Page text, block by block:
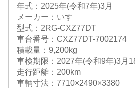
年式：2025年(令和7年)3月
メーカー：いすゞ
型式：2RG-CXZ77DT
車台番号：CXZ77DT-7002174
積載量：9,200kg
車検期限： 2027年(令和9年)3月
走行距離：200km
車輌寸法：7710×2490×3380